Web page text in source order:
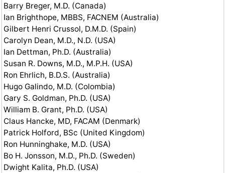
Barry Breger, M.D. (Canada)
Ian Brighthope, MBBS, FACNEM (Australia)
Gilbert Henri Crussol, D.M.D. (Spain)
Carolyn Dean, M.D., N.D. (USA)
Ian Dettman, Ph.D. (Australia)
Susan R. Downs, M.D., M.P.H. (USA)
Ron Ehrlich, B.D.S. (Australia)
Hugo Galindo, M.D. (Colombia)
Gary S. Goldman, Ph.D. (USA)
William B. Grant, Ph.D. (USA)
Claus Hancke, MD, FACAM (Denmark)
Patrick Holford, BSc (United Kingdom)
Ron Hunninghake, M.D. (USA)
Bo H. Jonsson, M.D., Ph.D. (Sweden)
Dwight Kalita, Ph.D. (USA)